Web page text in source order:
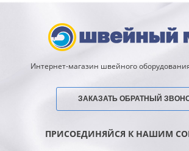
Интернет-магазин швейного
ЗАКАЗАТЬ ОБРАТНЫЙ
ПРИСОЕДИНЯЙСЯ К НАШИМ